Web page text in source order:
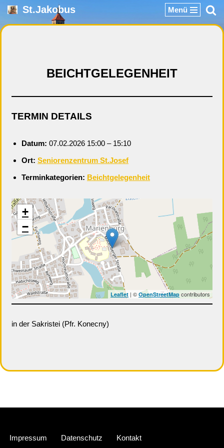
Zum
St.Jakobus Menü
BEICHTGELEGENHEIT
TERMIN DETAILS
Datum: 07.02.2026 15:00 – 15:10
Ort: Seniorenzentrum St.Josef
Terminkategorien: Beichtgelegenheit
+
−
Leaflet | © OpenStreetMapcontributors
in der Sakristei (Pfr. Konecny)
Impressum Datenschutz Kontakt